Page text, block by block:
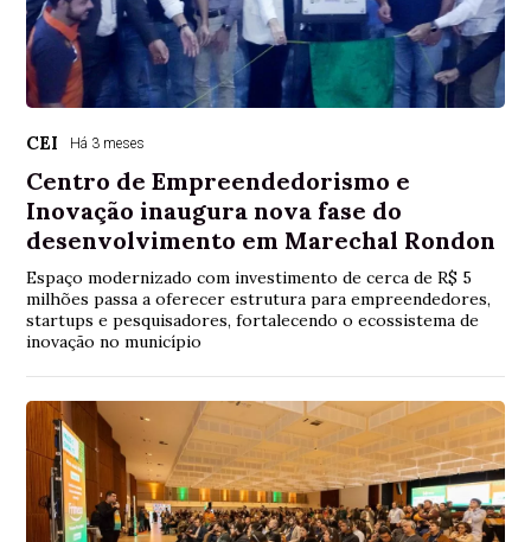
CEI Há 3 meses
Centro de Empreendedorismo e
Inovação inaugura nova fase do
desenvolvimento em Marechal Rondon
Espaço modernizado com investimento de cerca de R$ 5
milhões passa a oferecer estrutura para empreendedores,
startups e pesquisadores, fortalecendo o ecossistema de
inovação no município